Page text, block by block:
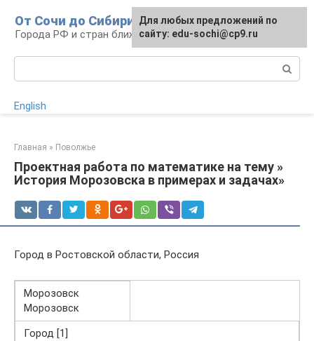
контенту
От Сочи до Сибири
Города РФ и стран ближнего зарубежья
English
Главная » Поволжье
Проектная работа по математике на тему »
История Морозовска в примерах и задачах»
Город в Ростовской области, Россия
Морозовск
Морозовск
Город [1]
Для любых предложений по
сайту: edu-sochi@cp9.ru